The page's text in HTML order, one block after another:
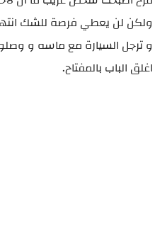
ولكن لن يعطي فرصة للشك
و ترجل السيارة مع ماسه و
اغلق الباب بالمفتاح.